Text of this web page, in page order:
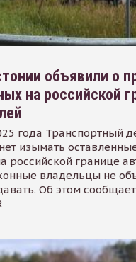
объявили о
на российской
года Транспортный
изымать
российской границе
владельцы не
Об этом